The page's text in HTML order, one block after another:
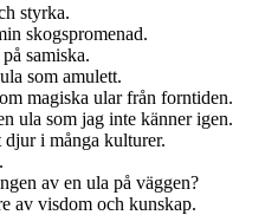
styrka.
skogspromenad.
samiska.
som amulett.
magiska ular från forntiden.
ula som jag inte känner igen.
i många kulturer.
av en ula på väggen?
av visdom och kunskap.